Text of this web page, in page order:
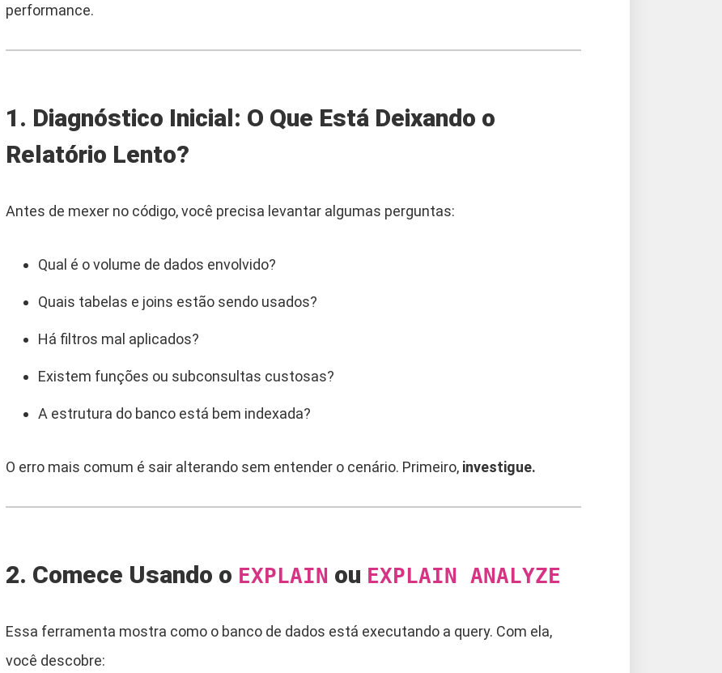
performance.
1. Diagnóstico Inicial: O Que Está Deixando o
Relatório Lento?
Antes de mexer no código, você precisa levantar algumas perguntas:
Qual é o volume de dados envolvido?
Quais tabelas e joins estão sendo usados?
Há filtros mal aplicados?
Existem funções ou subconsultas custosas?
A estrutura do banco está bem indexada?
O erro mais comum é sair alterando sem entender o cenário. Primeiro, investigue.
2. Comece Usando o EXPLAIN ou EXPLAIN ANALYZE
Essa ferramenta mostra como o banco de dados está executando a query. Com ela,
você descobre: